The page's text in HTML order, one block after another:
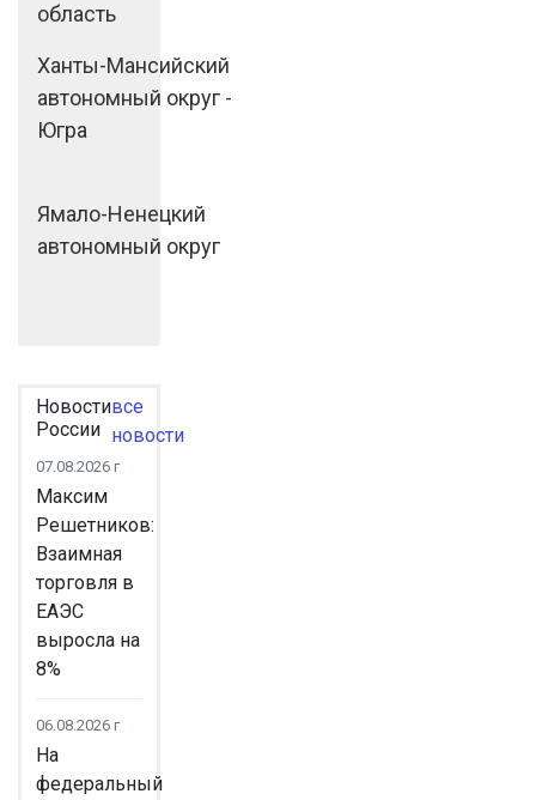
область
Ханты-Мансийский
автономный округ -
Югра
Ямало-Ненецкий
автономный округ
Новости
России
все
новости
07.08.2026 г
Максим
Решетников:
Взаимная
торговля в
ЕАЭС
выросла на
8%
06.08.2026 г
На
федеральный